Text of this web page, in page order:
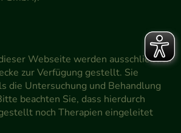
Webseite werden ausschließlich
zur Verfügung gestellt. Sie
die Untersuchung und Behandlung
beachten Sie, dass hierdurch
noch Therapien eingeleitet